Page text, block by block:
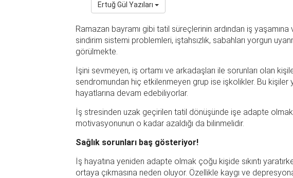
Ertuğ Gül Yazıları
Ramazan bayramı gibi tatil süreçlerinin ardından iş
sindirim sistemi problemleri, iştahsızlık, sabahları yorgun
görülmekte.
İşini sevmeyen, iş ortamı ve arkadaşları ile sorunları olan
sendromundan hiç etkilenmeyen grup ise işkolikler. Bu
hayatlarına devam edebiliyorlar.
İş stresinden uzak geçirilen tatil dönüşünde işe adapte
motivasyonunun o kadar azaldığı da bilinmelidir.
Sağlık sorunları baş gösteriyor!
İş hayatına yeniden adapte olmak çoğu kişide sıkıntı
ortaya çıkmasına neden oluyor. Özellikle kaygı ve